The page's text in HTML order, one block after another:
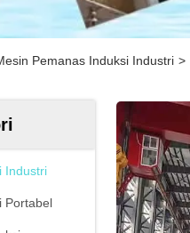
Pemanas Induksi Industri >
Industri
Portabel